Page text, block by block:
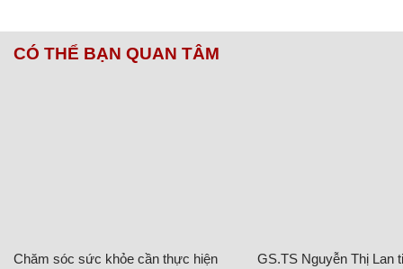
CÓ THỂ BẠN QUAN TÂM
Chăm sóc sức khỏe cần thực hiện GS.TS Nguyễn Thị Lan